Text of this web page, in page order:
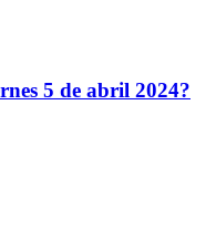
5 de abril 2024?